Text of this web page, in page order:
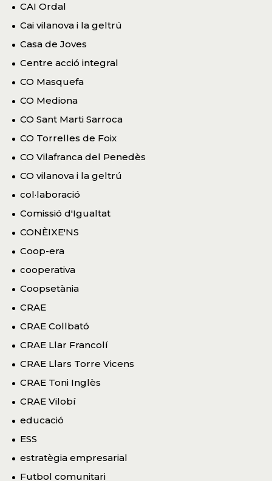
CAI Ordal
Cai vilanova i la geltrú
Casa de Joves
Centre acció integral
CO Masquefa
CO Mediona
CO Sant Marti Sarroca
CO Torrelles de Foix
CO Vilafranca del Penedès
CO vilanova i la geltrú
col·laboració
Comissió d'Igualtat
CONÈIXE'NS
Coop-era
cooperativa
Coopsetània
CRAE
CRAE Collbató
CRAE Llar Francolí
CRAE Llars Torre Vicens
CRAE Toni Inglès
CRAE Vilobí
educació
ESS
estratègia empresarial
Futbol comunitari